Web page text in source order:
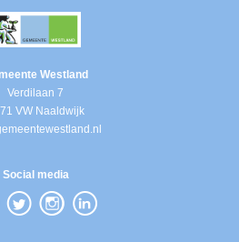
Westland
Verdilaan 7
VW Naaldwijk
Social media